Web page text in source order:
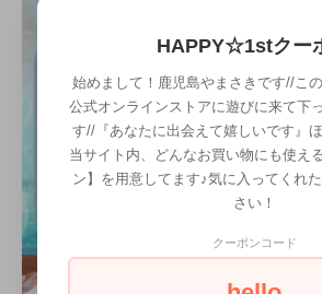
HAPPY☆1stクー
始めまして！鹿児島やまさきです//こ
公式オンラインストアに遊びに来て下
す//『あなたに出会えて嬉しいです』
当サイト内、どんなお買い物にも使え
ン】を用意してます♪気に入ってくれ
さい！
クーポンコード